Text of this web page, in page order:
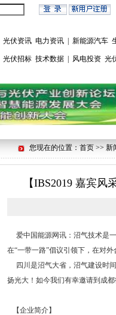
光伏资讯 电力资讯 新能源汽车
光伏招标 技术数据 风电投资 光
您现在的位置：首页 >> 新
【IBS2019 嘉宾
爱中国能源网讯：沼气技术是
在“一带一路”倡议引领下，在对
四川是沼气大省，沼气建设时
扬光大！如今我们有幸邀请到成
【企业简介】